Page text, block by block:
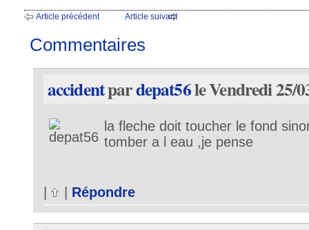
Article précédent Article suivant
Commentaires
accidentpardepat56le Vendredi 25/
la fleche doit toucher le fond
tomber a l eau ,je pense
| | Répondre